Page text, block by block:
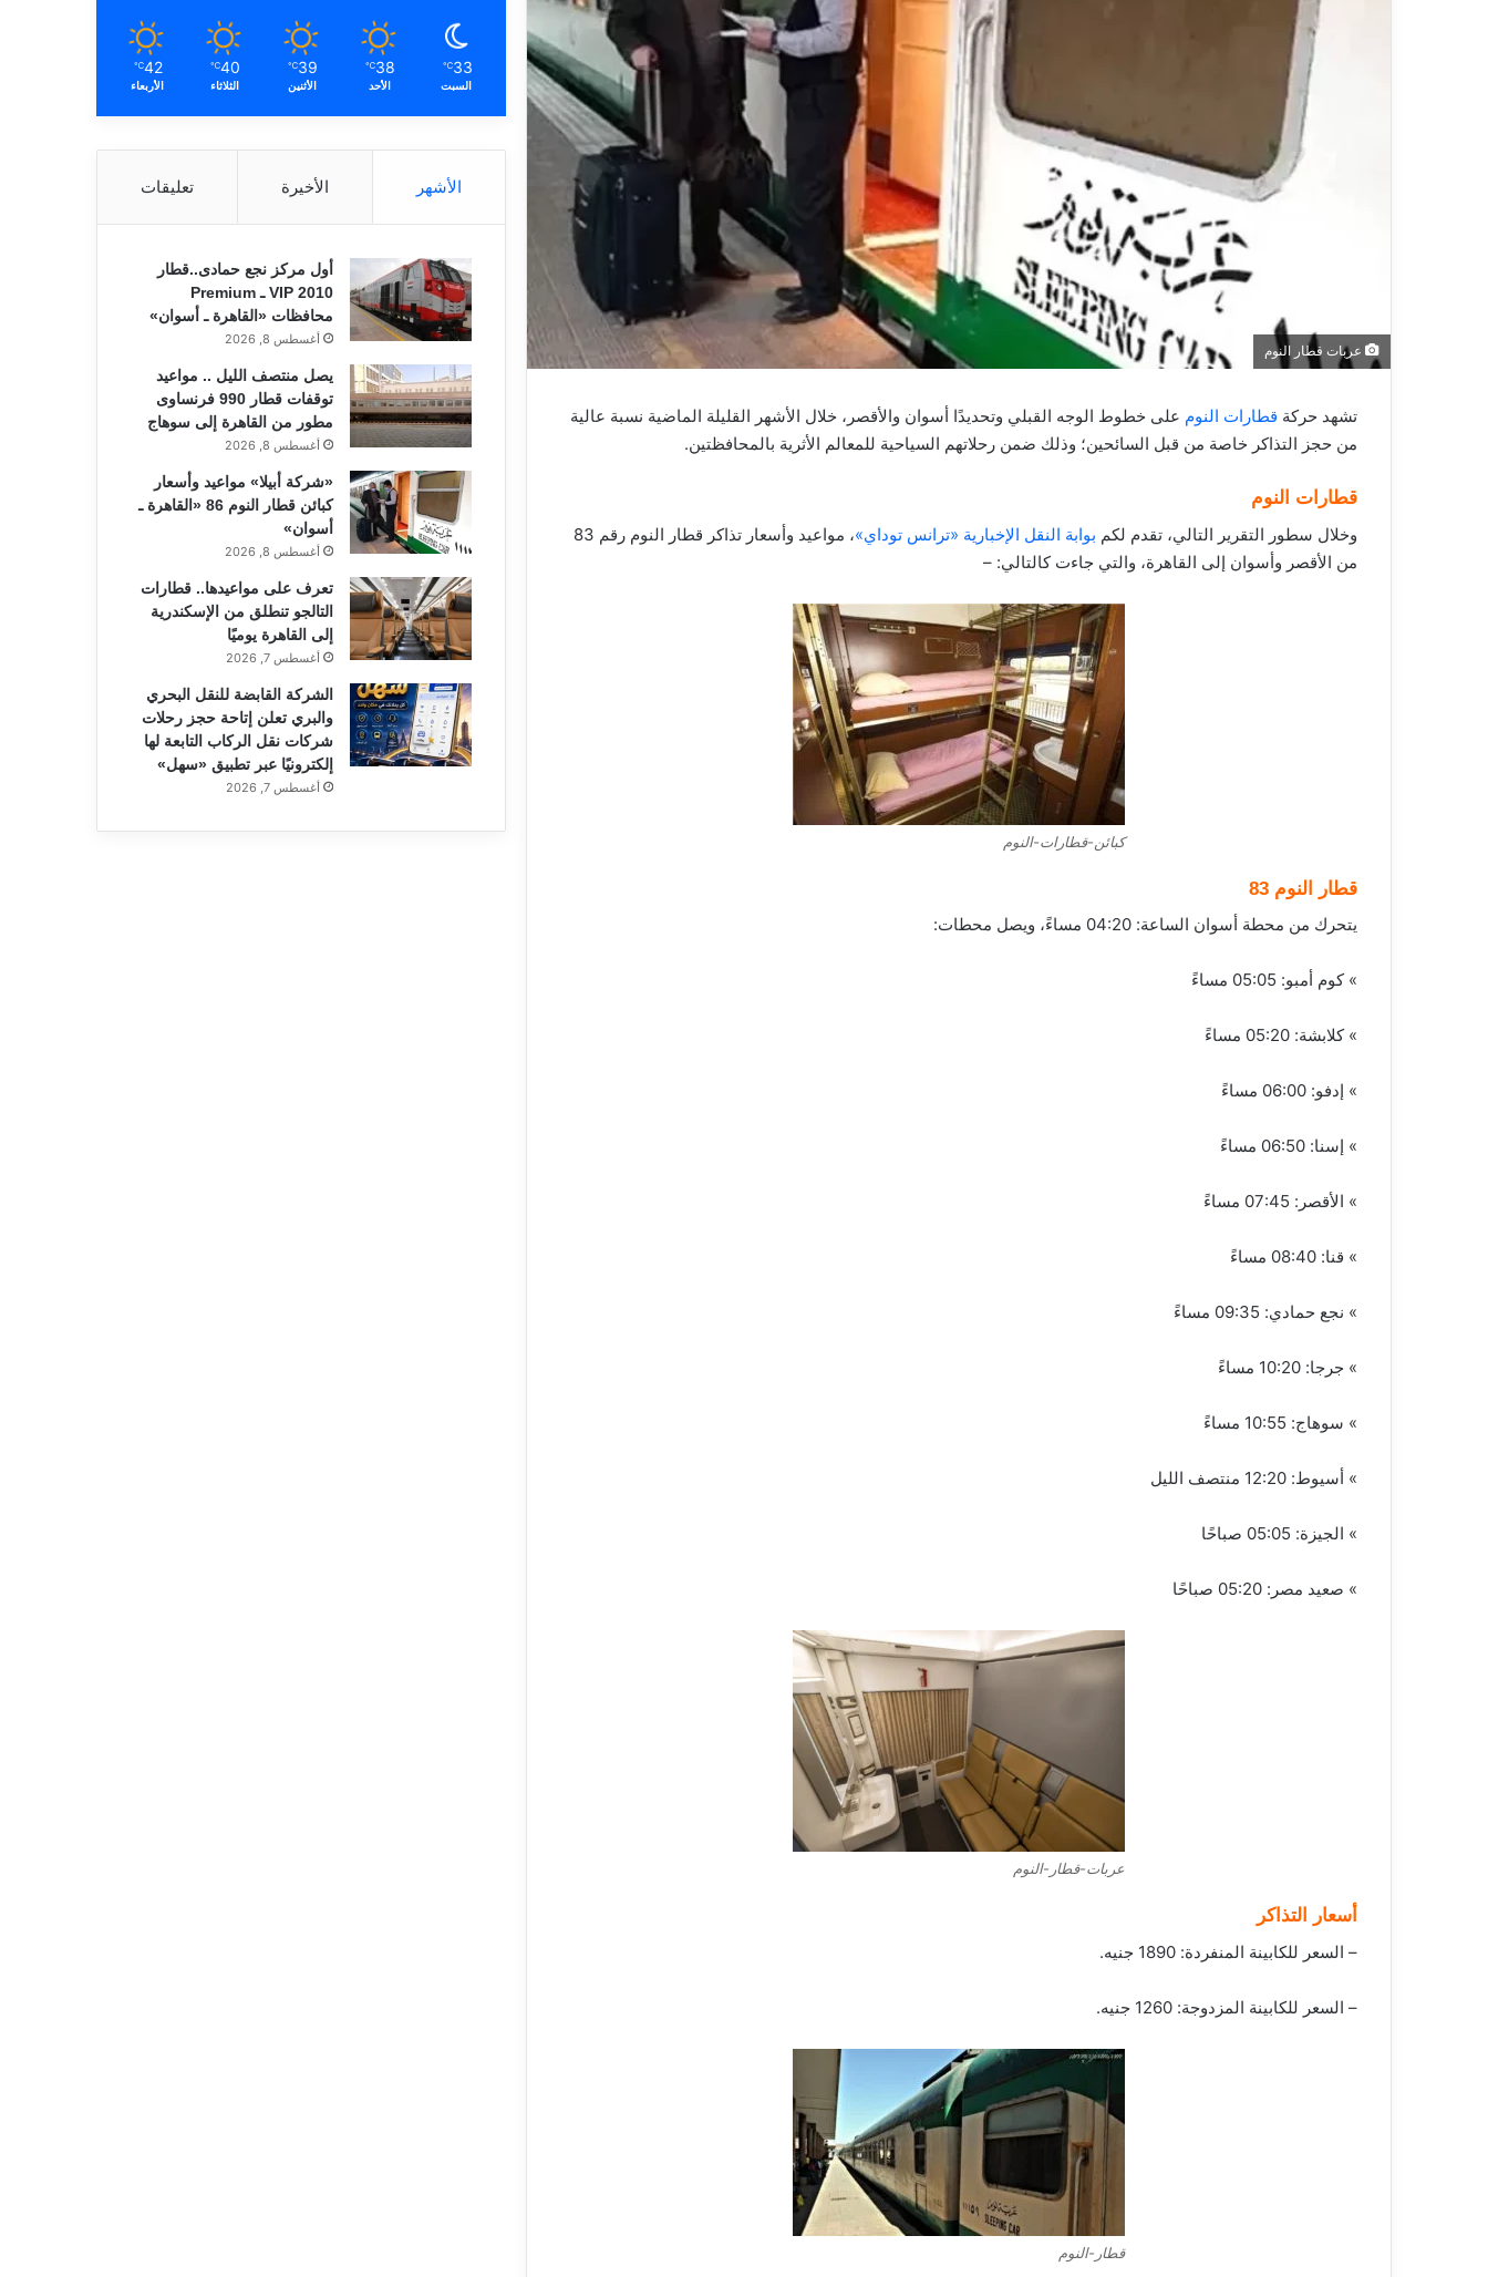
و
ي
عربات قطار النوم
تشهد حركة قطارات النوم على خطوط الوجه القبلي وتحديدًا أسوان والأقصر، خلال الأشهر القليلة الماضية نسبة عالية
من حجز التذاكر خاصة من قبل السائحين؛ وذلك ضمن رحلاتهم السياحية للمعالم الأثرية بالمحافظتين.
قطارات النوم
وخلال سطور التقرير التالي، تقدم لكم بوابة النقل الإخبارية «ترانس توداي»
، مواعيد وأسعار تذاكر قطار النوم رقم 83
من الأقصر وأسوان إلى القاهرة، والتي جاءت كالتالي: –
كبائن-قطارات-النوم
قطار النوم 83
يتحرك من محطة أسوان الساعة: 04:20 مساءً، ويصل محطات:
» كوم أمبو: 05:05 مساءً
» كلابشة: 05:20 مساءً
» إدفو: 06:00 مساءً
» إسنا: 06:50 مساءً
» الأقصر: 07:45 مساءً
» قنا: 08:40 مساءً
» نجع حمادي: 09:35 مساءً
» جرجا: 10:20 مساءً
» سوهاج: 10:55 مساءً
» أسيوط: 12:20 منتصف الليل
» الجيزة: 05:05 صباحًا
» صعيد مصر: 05:20 صباحًا
عربات-قطار-النوم
أسعار التذاكر
– السعر للكابينة المنفردة: 1890 جنيه.
– السعر للكابينة المزدوجة: 1260 جنيه.
قطار-النوم
33
℃
السبت
38
℃
الأحد
39
℃
الأثنين
40
℃
الثلاثاء
42
℃
الأربعاء
الأشهر الأخيرة تعليقات
أول مركز نجع حمادى..قطار
2010 VIP ـ Premium
محافظات «القاهرة ـ أسوان»
أغسطس 8, 2026
يصل منتصف الليل .. مواعيد
توقفات قطار 990 فرنساوى
مطور من القاهرة إلى سوهاج
أغسطس 8, 2026
«شركة أبيلا» مواعيد وأسعار
كبائن قطار النوم 86 «القاهرة ـ
أسوان»
أغسطس 8, 2026
تعرف على مواعيدها.. قطارات
التالجو تنطلق من الإسكندرية
إلى القاهرة يوميًا
أغسطس 7, 2026
الشركة القابضة للنقل البحري
والبري تعلن إتاحة حجز رحلات
شركات نقل الركاب التابعة لها
إلكترونيًا عبر تطبيق «سهل»
أغسطس 7, 2026